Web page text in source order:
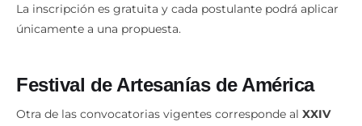
La inscripción es gratuita y cada postulante podrá aplicar
únicamente a una propuesta.
Festival de Artesanías de América
Otra de las convocatorias vigentes corresponde al XXIV